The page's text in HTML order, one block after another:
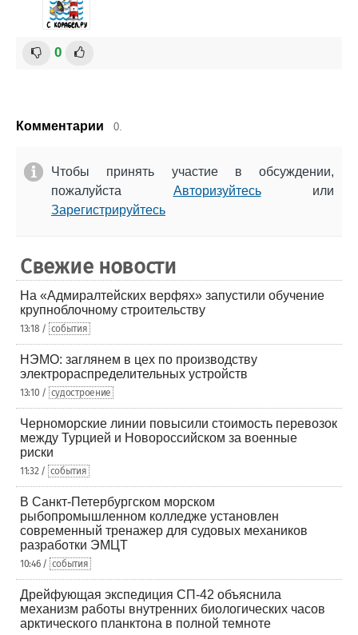
0
Комментарии 0.
Чтобы принять участие в обсуждении,
пожалуйста Авторизуйтесьили
Зарегистрируйтесь
Свежие новости
На «Адмиралтейских верфях» запустили обучение
крупноблочному строительству
13:18 / события
НЭМО: заглянем в цех по производству
электрораспределительных устройств
13:10 / судостроение
Черноморские линии повысили стоимость перевозок
между Турцией и Новороссийском за военные
риски
11:32 / события
В Санкт-Петербургском морском
рыбопромышленном колледже установлен
современный тренажер для судовых механиков
разработки ЭМЦТ
10:46 / события
Дрейфующая экспедиция СП-42 объяснила
механизм работы внутренних биологических часов
арктического планктона в полной темноте